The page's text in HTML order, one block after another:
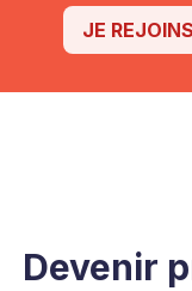
JE
Devenir